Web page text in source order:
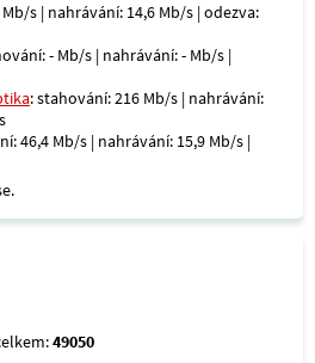
s | nahrávání: 14,6 Mb/s | odezva:
- Mb/s | nahrávání: - Mb/s |
: stahování: 216 Mb/s | nahrávání:
46,4 Mb/s | nahrávání: 15,9 Mb/s |
49050